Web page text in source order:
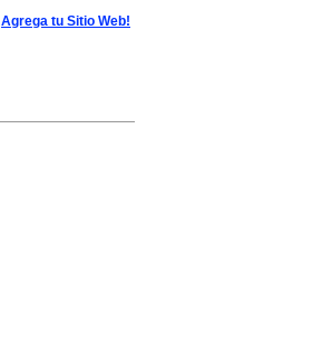
Agrega tu Sitio Web!